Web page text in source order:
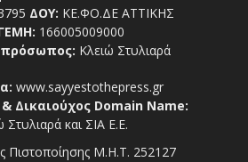
ΔΟΥ: ΚΕ.ΦΟ.ΔΕ ΑΤΤΙΚΗΣ
166005009000
Κλειώ Στυλιαρά
www.sayyestothepress.gr
Δικαιούχος Domain Name:
Στυλιαρά και ΣΙΑ Ε.Ε.
Πιστοποίησης Μ.Η.Τ. 252127